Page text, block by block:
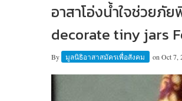
อาสาโอ่งน้ำใจช่วยภั
decorate tiny jars
By มูลนิธิอาสาสมัครเพื่อสังคม on Oct 7,